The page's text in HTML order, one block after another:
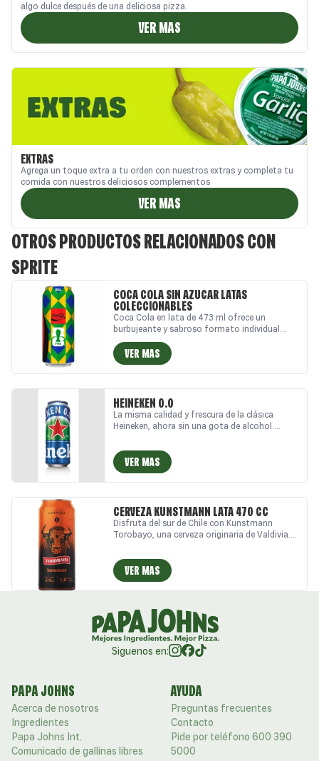
algo dulce después de una deliciosa pizza.
VER MAS
EXTRAS
Agrega un toque extra a tu orden con nuestros extras y completa tu
comida con nuestros deliciosos complementos
VER MAS
OTROS PRODUCTOS RELACIONADOS CON
SPRITE
COCA COLA SIN AZÚCAR LATAS
COLECCIONABLES
Coca Cola en lata de 473 ml ofrece un
burbujeante y sabroso formato individual
práctico y estilizado.
VER MAS
HEINEKEN 0.0
La misma calidad y frescura de la clásica
Heineken, ahora sin una gota de alcohol.
elaborada con ingredientes 100% naturales y
doble fermentación, que ofrece un sabor
balanceado y refrescante
VER MAS
CERVEZA KUNSTMANN LATA 470 CC
Disfruta del sur de Chile con Kunstmann
Torobayo, una cerveza originaria de Valdivia.
malta rubia, malta caramelo, lúpulo y levadura
de fermentación alta, es la compañera ideal
para los amantes de la buena cerveza.
VER MAS
Siguenos en:
PAPA JOHNS
Acerca de nosotros
Ingredientes
Papa Johns Int.
Comunicado de gallinas libres
AYUDA
Preguntas frecuentes
Contacto
Pide por teléfono 600 390
5000